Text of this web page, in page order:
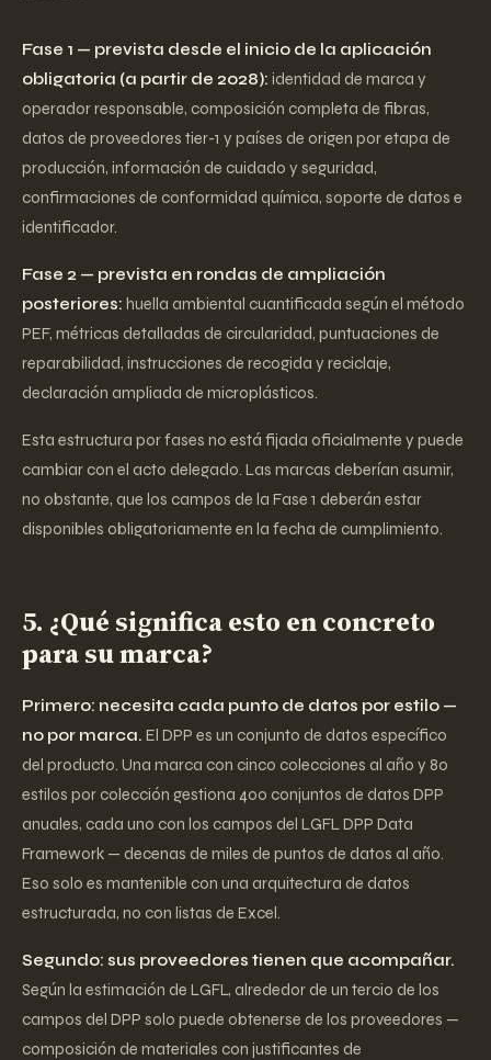
Fase 1 — prevista desde el inicio de la aplicación
obligatoria (a partir de 2028): identidad de marca y
operador responsable, composición completa de fibras,
datos de proveedores tier-1 y países de origen por etapa de
producción, información de cuidado y seguridad,
confirmaciones de conformidad química, soporte de datos e
identificador.
Fase 2 — prevista en rondas de ampliación
posteriores: huella ambiental cuantificada según el método
PEF, métricas detalladas de circularidad, puntuaciones de
reparabilidad, instrucciones de recogida y reciclaje,
declaración ampliada de microplásticos.
Esta estructura por fases no está fijada oficialmente y puede
cambiar con el acto delegado. Las marcas deberían asumir,
no obstante, que los campos de la Fase 1 deberán estar
disponibles obligatoriamente en la fecha de cumplimiento.
5. ¿Qué significa esto en concreto
para su marca?
Primero: necesita cada punto de datos por estilo —
no por marca. El DPP es un conjunto de datos específico
del producto. Una marca con cinco colecciones al año y 80
estilos por colección gestiona 400 conjuntos de datos DPP
anuales, cada uno con los campos del LGFL DPP Data
Framework — decenas de miles de puntos de datos al año.
Eso solo es mantenible con una arquitectura de datos
estructurada, no con listas de Excel.
Segundo: sus proveedores tienen que acompañar.
Según la estimación de LGFL, alrededor de un tercio de los
campos del DPP solo puede obtenerse de los proveedores —
composición de materiales con justificantes de